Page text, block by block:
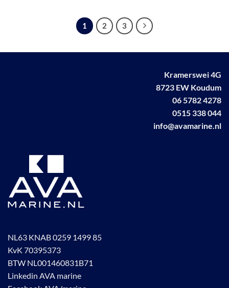
1 2 3
Kramerswei 4G
8723 EW Koudum
06 5782 4278
0515 338 044
info@avamarine.nl
NL63 KNAB 0259 1499 85
KvK 70395373
BTW NL001460831B71
Linkedin AVA marine